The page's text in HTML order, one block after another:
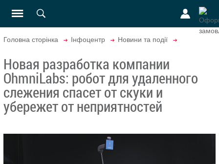
Головна сторінка Інфоцентр Новини та події
Новая разработка компании
OhmniLabs: робот для удаленного
слежения спасет от скуки и
убережет от неприятностей